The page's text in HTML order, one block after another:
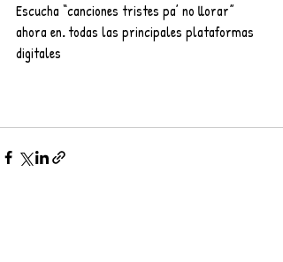
Escucha “canciones tristes pa’ no llorar”
ahora en. todas las principales plataformas
digitales